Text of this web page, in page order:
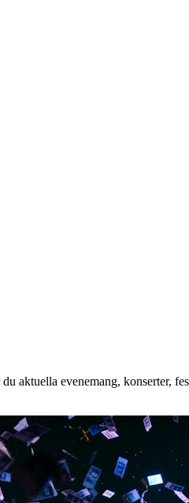
aktuella evenemang, konserter,